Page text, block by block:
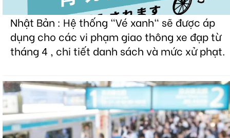
Nhật Bản : Hệ thống "Vé xanh" sẽ được áp
dụng cho các vi phạm giao thông xe đạp từ
tháng 4 , chi tiết danh sách và mức xử phạt.